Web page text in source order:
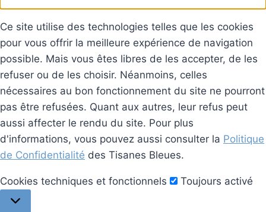
Ce site utilise des technologies telles que les cookies
pour vous offrir la meilleure expérience de navigation
possible. Mais vous êtes libres de les accepter, de les
refuser ou de les choisir. Néanmoins, celles
nécessaires au bon fonctionnement du site ne pourront
pas être refusées. Quant aux autres, leur refus peut
aussi affecter le rendu du site. Pour plus
d'informations, vous pouvez aussi consulter la Politique
de Confidentialité des Tisanes Bleues.
Cookies techniques et fonctionnels
Cookies
Toujours activé